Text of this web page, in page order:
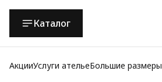
Каталог
АкцииУслуги ательеБольшие размеры